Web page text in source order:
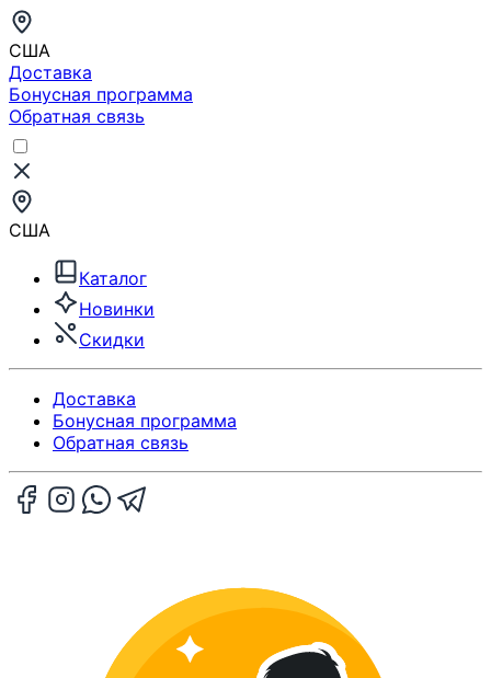
США
Доставка
Бонусная программа
Обратная связь
США
Каталог
Новинки
Скидки
Доставка
Бонусная программа
Обратная связь